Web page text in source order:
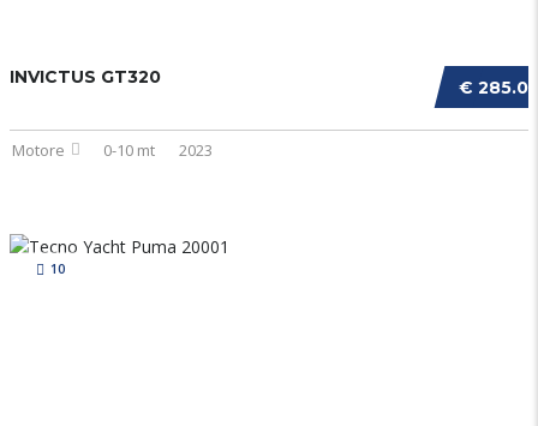
€
INVICTUS GT320
Motore 0-10 mt 2023
10